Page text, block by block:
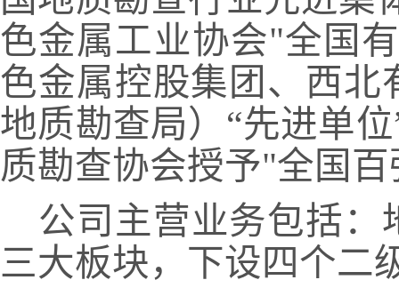
色金属工业协会"全国
色金属控股集团、西
地质勘查局） “先进单位
质勘查协会授予"全国
公司主营业务包括：
三大板块， 下设四个二